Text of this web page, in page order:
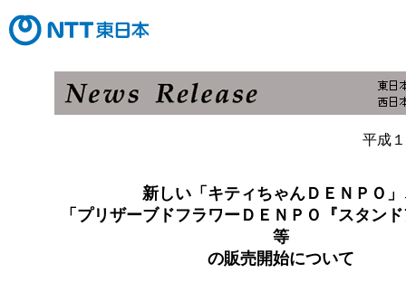
平成
新しい「キティちゃんＤＥＮＰＯ
「プリザーブドフラワーＤＥＮＰＯ『スタン
等
の販売開始について